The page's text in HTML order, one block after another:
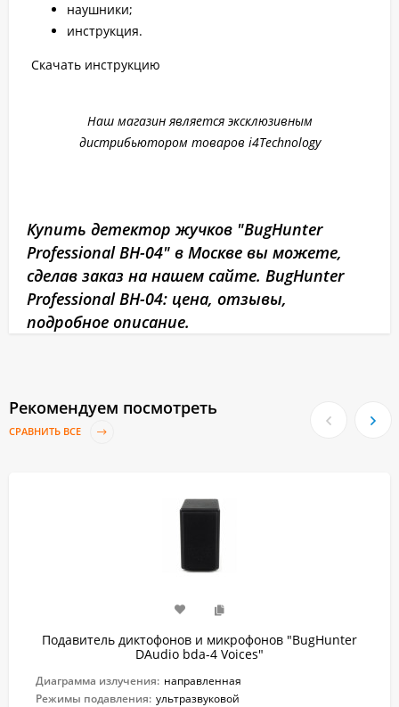
наушники;
инструкция.
Скачать инструкцию
Наш магазин является эксклюзивным
дистрибьютором товаров i4Technology
Купить детектор жучков "BugHunter
Professional BH-04" в Москве вы можете,
сделав заказ на нашем сайте. BugHunter
Professional BH-04: цена, отзывы,
подробное описание.
Рекомендуем посмотреть
СРАВНИТЬ ВСЕ
Подавитель диктофонов и микрофонов "BugHunter
DAudio bda-4 Voices"
Диаграмма излучения: направленная
Режимы подавления: ультразвуковой